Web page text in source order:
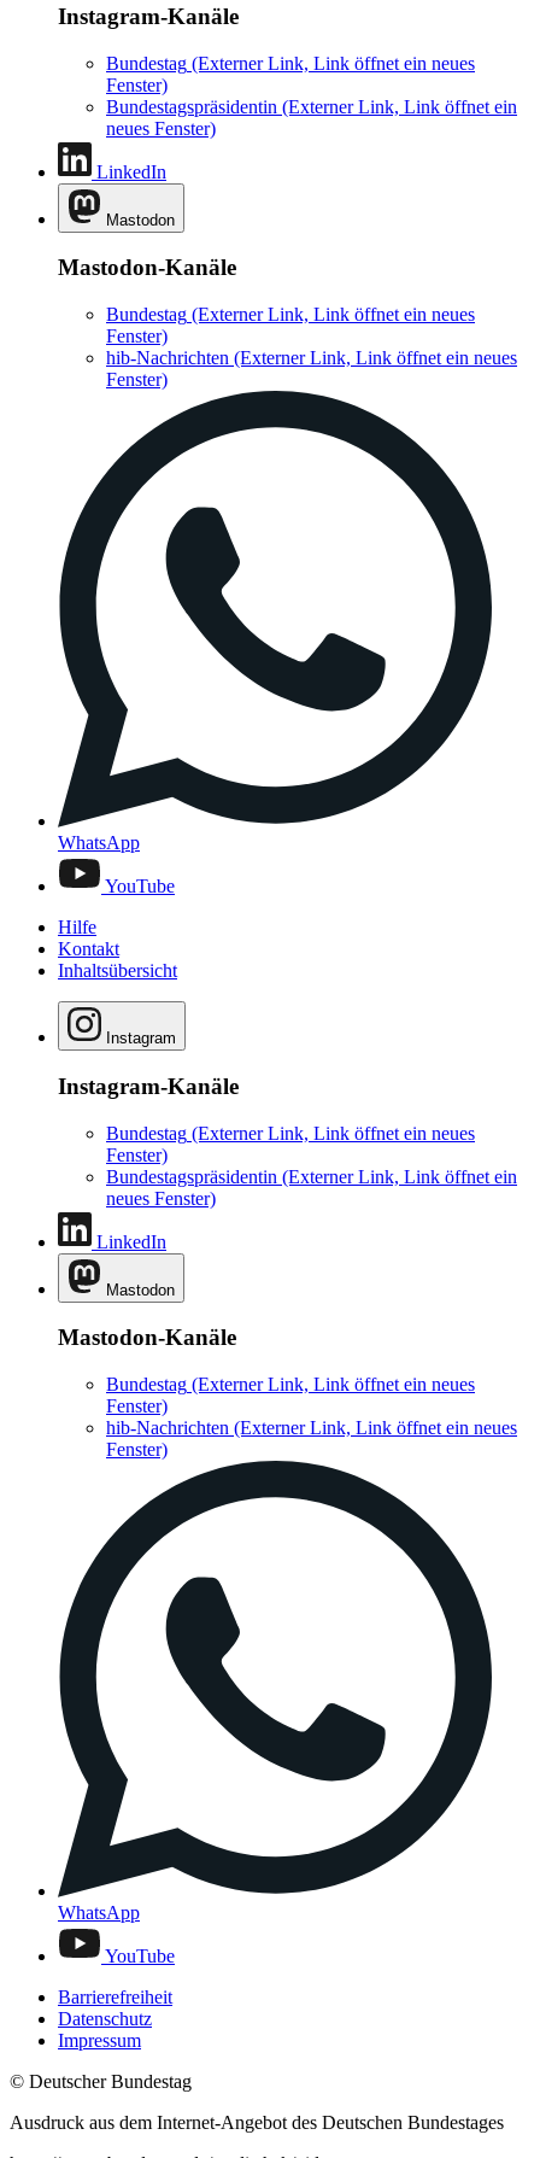
Instagram-Kanäle
Bundestag (Externer Link, Link öffnet ein neues
Fenster)
Bundestagspräsidentin (Externer Link, Link öffnet ein
neues Fenster)
LinkedIn
Mastodon
Mastodon-Kanäle
Bundestag (Externer Link, Link öffnet ein neues
Fenster)
hib-Nachrichten (Externer Link, Link öffnet ein neues
Fenster)
WhatsApp
YouTube
Hilfe
Kontakt
Inhaltsübersicht
Instagram
Instagram-Kanäle
Bundestag (Externer Link, Link öffnet ein neues
Fenster)
Bundestagspräsidentin (Externer Link, Link öffnet ein
neues Fenster)
LinkedIn
Mastodon
Mastodon-Kanäle
Bundestag (Externer Link, Link öffnet ein neues
Fenster)
hib-Nachrichten (Externer Link, Link öffnet ein neues
Fenster)
WhatsApp
YouTube
Barrierefreiheit
Datenschutz
Impressum
© Deutscher Bundestag
Ausdruck aus dem Internet-Angebot des Deutschen Bundestages